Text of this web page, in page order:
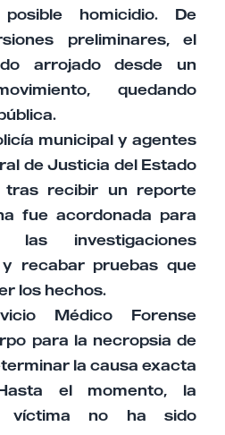
homicidio. De
preliminares, el
arrojado desde un
quedando
municipal y agentes
de Justicia del Estado
tras recibir un reporte
fue acordonada para
investigaciones
recabar pruebas que
los hechos.
Médico Forense
para la necropsia de
la causa exacta
el momento, la
víctima no ha sido